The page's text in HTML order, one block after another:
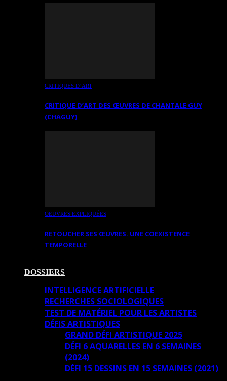
CRITIQUES D’ART
CRITIQUE D’ART DES ŒUVRES DE CHANTALE GUY
(CHAGUY)
OEUVRES EXPLIQUÉES
RETOUCHER SES ŒUVRES. UNE COEXISTENCE
TEMPORELLE
DOSSIERS
INTELLIGENCE ARTIFICIELLE
RECHERCHES SOCIOLOGIQUES
TEST DE MATÉRIEL POUR LES ARTISTES
DÉFIS ARTISTIQUES
GRAND DÉFI ARTISTIQUE 2025
DÉFI 6 AQUARELLES EN 6 SEMAINES
(2024)
DÉFI 15 DESSINS EN 15 SEMAINES (2021)